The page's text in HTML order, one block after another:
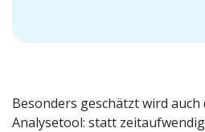
Besonders geschätzt wird
Analysetool: statt